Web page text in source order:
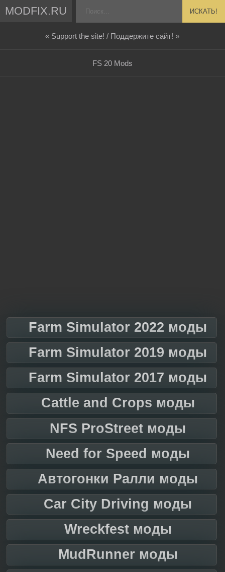
MODFIX.RU ИСКАТЬ!
« Support the site! / Поддержите сайт! »
FS 20 Mods
Farm Simulator 2022 моды
Farm Simulator 2019 моды
Farm Simulator 2017 моды
Cattle and Crops моды
NFS ProStreet моды
Need for Speed моды
Автогонки Ралли моды
Car City Driving моды
Wreckfest моды
MudRunner моды